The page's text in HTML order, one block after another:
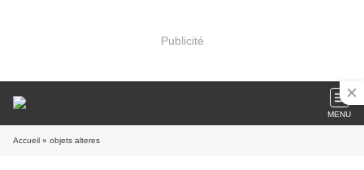
Publicité
MENU
Accueil » objets alteres